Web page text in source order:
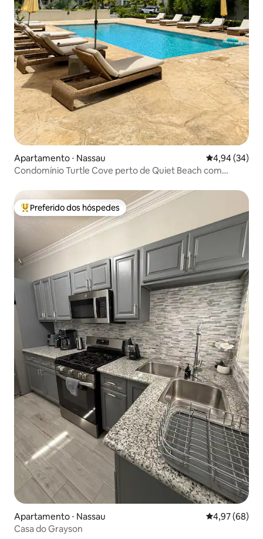
Apartamento ⋅ Nassau 4,94 de uma
4,94 (34)
Condomínio Turtle Cove perto de Quiet Beach com
Entre os melhores preferidos dos hóspedes
Preferido dos hóspedes
Apartamento ⋅ Nassau 4,97 de uma
4,97 (68)
Casa do Grayson